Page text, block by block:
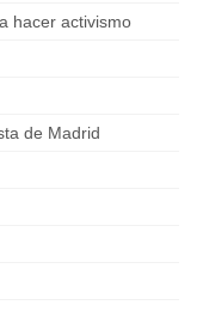
hacer activismo
de Madrid